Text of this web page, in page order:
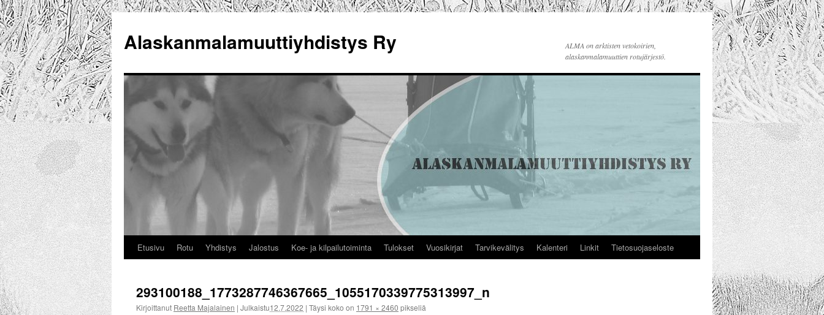
Alaskanmalamuuttiyhdistys Ry
ALMA on arktisten vetokoirien,
alaskanmalamuuttien rotujärjestö.
Siirry
Etusivu Rotu Yhdistys Jalostus Koe- ja kilpailutoiminta Tulokset Vuosikirjat Tarvikevälitys Kalenteri Linkit Tietosuojaseloste
293100188_1773287746367665_1055170339775313997_n
Kirjoittanut Reetta Majalainen | Julkaistu12.7.2022 | Täysi koko on 1791 × 2460 pikseliä